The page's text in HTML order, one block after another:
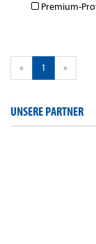
Premium-
« 1 »
UNSERE PARTNER